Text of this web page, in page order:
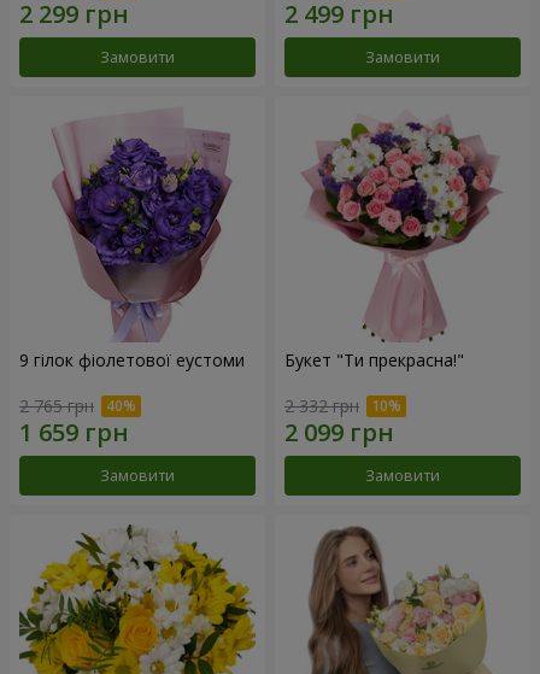
Замовити Замовити
9 гілок фіолетової еустоми
2 765 грн
Замовити
Букет "Ти прекрасна!"
2 332 грн
Замовити